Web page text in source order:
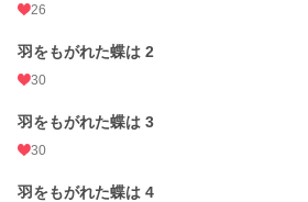
26
羽をもがれた蝶は 2
30
羽をもがれた蝶は 3
30
羽をもがれた蝶は 4